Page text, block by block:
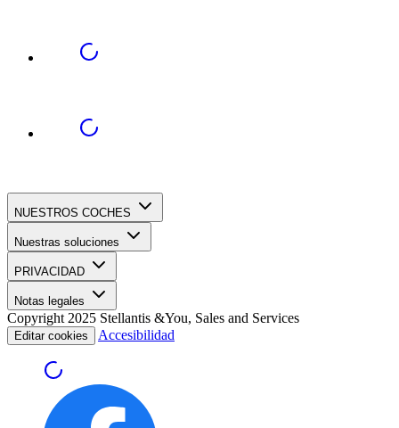
NUESTROS COCHES
Nuestras soluciones
PRIVACIDAD
Notas legales
Copyright 2025 Stellantis &You, Sales and Services
Editar cookies Accesibilidad